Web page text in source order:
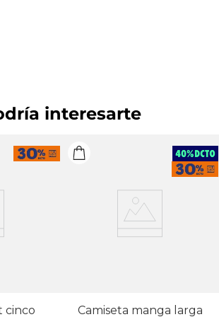
interesarte
cinco
Camiseta manga larga